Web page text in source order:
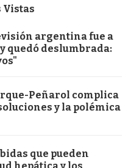
Vistas
argentina fue a
quedó deslumbrada:
Peñarol complica
y la polémica
que pueden